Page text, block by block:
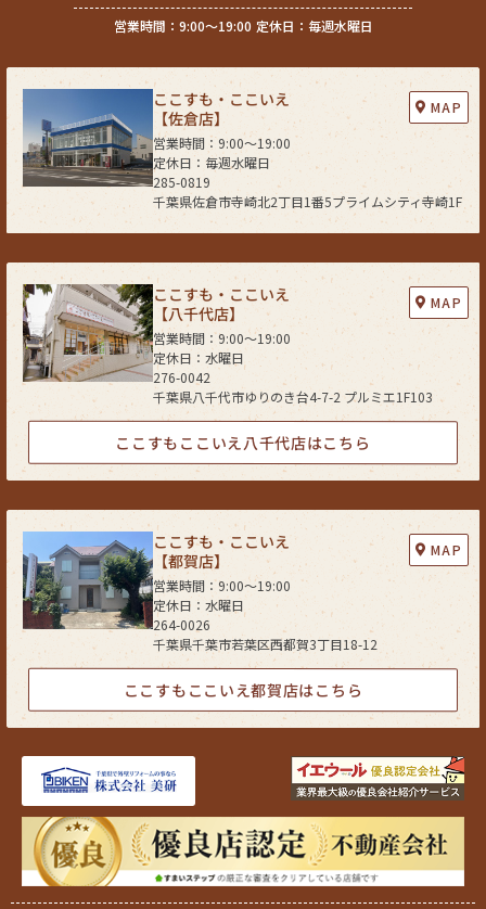
(4) ウェブサイトシステム管理会社（以下「サイト管理会社」といいま
(5) その他上記(1)から(4)に附随する業務の実施
なお、当社は、サイト管理会社が提供するサービス改善に必要な範囲で、
お客様の個人データをサイト管理会社に提供します。
このように提供された個人データにつきましては、サイト管理会社におい
て管理されることとなります。
サイト管理会社は、そのサービスの改善・向上を目指すことに加え、メー
ルマガジンなどによる情報提供、お客様による購買の分析をして、当社の
事業運営を改善するために、個人データ（お客様が指定された他の方の宛
先情報を除く）を利用します。
当社は、サイト管理会社に対し、個人情報保護法を遵守し、お客様のプラ
イバシーに配慮した個人情報の取り扱いをすることを規約などで義務づけ
ております。
４．お客様情報の第三者への開示・提供
当社は、前項3．の利用目的に記載した場合及び以下のいずれかに該当す
る場合を除き、お客さま情報を第三者へ開示又は提供いたしません。
(1) ご本人の同意がある場合
(2) 法令に基づき開示・提供を求められた場合
(3) 人の生命、身体又は財産の保護のために必要な場合であって、お客さま
の同意を得ることが困難である場合
(4) 公衆衛生の向上又は児童の健全な育成の推進のために特に必要がある
場合であって、お客さまの同意を得ることが困難である場合
(5) 国又は地方公共団体等が公的な事務を実施する上で、協力する必要が
ある場合であって、お客さまの同意を得ることにより当該事務の遂行に支
障を及ぼすおそれがある場合
(6) 次項5．に掲げる者に対して提供する場合
５．お客様情報の開示
当社が保有するお客さま情報に関して、お客さまご自身の情報の開示をご
た上で、合理的な期間及び範囲で回答いたします。
６．お客様情報の訂正等
当社が保有するお客さま情報に関して、お客さまご自身の情報の利用停止
または消去をご希望される場合には、お申し出いただいた方がご本人であ
ることを確認した上で、合理的な期間及び範囲で利用停止又は消去をいた
営業時間：9:00〜19:00 定休日：毎週水曜日
ここすも・ここいえ
【佐倉店】
285-0819
千葉県佐倉市寺崎北2丁目1番5プライムシティ寺崎1F
営業時間：9:00〜19:00
定休日：毎週水曜日
MAP
ここすも・ここいえ
【八千代店】
276-0042
千葉県八千代市ゆりのき台4-7-2 プルミエ1F103
営業時間：9:00〜19:00
定休日：水曜日
MAP
ここすもここいえ八千代店はこちら
ここすも・ここいえ
【都賀店】
264-0026
千葉県千葉市若葉区西都賀3丁目18-12
営業時間：9:00〜19:00
定休日：水曜日
MAP
ここすもここいえ都賀店はこちら